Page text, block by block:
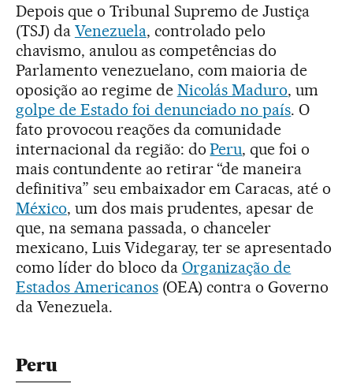
Depois que o Tribunal Supremo de Justiça
(TSJ) da Venezuela, controlado pelo
chavismo, anulou as competências do
Parlamento venezuelano, com maioria de
oposição ao regime de Nicolás Maduro, um
golpe de Estado foi denunciado no país. O
fato provocou reações da comunidade
internacional da região: doPeru, que foi o
mais contundente ao retirar “de maneira
definitiva” seu embaixador em Caracas, até o
México, um dos mais prudentes, apesar de
que, na semana passada, o chanceler
mexicano, Luis Videgaray, ter se apresentado
como líder do bloco da Organização de
Estados Americanos(OEA) contra o Governo
da Venezuela.
Peru